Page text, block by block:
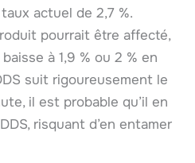
actuel de 2,7 %.
pourrait être affecté,
à 1,9 % ou 2 % en
suit rigoureusement le
il est probable qu’il en
risquant d’en entamer